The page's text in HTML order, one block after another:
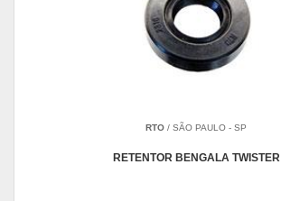
RTO / SÃO PAULO - SP
RETENTOR BENGALA TWISTER